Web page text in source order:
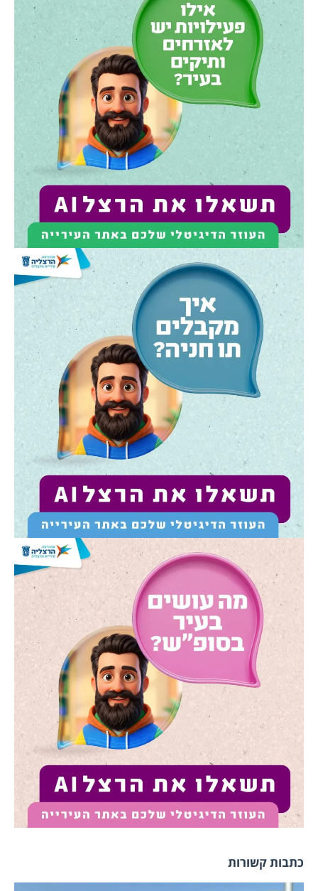
כתבות קשורות